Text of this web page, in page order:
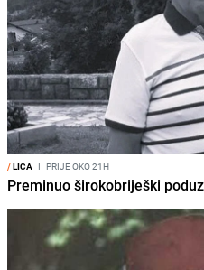
/LICA I PRIJE OKO 21H
Preminuo širokobriješki